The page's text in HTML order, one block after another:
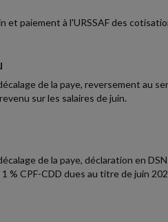
et paiement à l'URSSAF des
de la paye, reversement au
sur les salaires de juin.
de la paye, déclaration en
% CPF-CDD dues au titre de juin